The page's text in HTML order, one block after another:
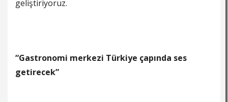
geliştiriyoruz.
“Gastronomi merkezi Türkiye çapında ses
getirecek”